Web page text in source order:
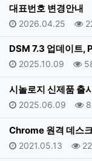
대표번호 변경안내
등록일
2026.04.25
DSM 7.3 업데이트,
등록일
2025.10.09
시놀로지 신제품 출
등록일
2025.06.09
Chrome 원격 데스
등록일
2021.05.13